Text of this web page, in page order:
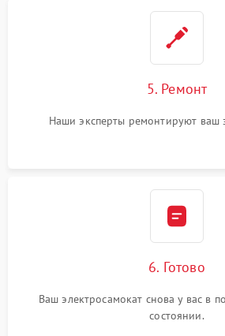
5. Ремонт
Наши эксперты ремонтируют ваш
6. Готово
Ваш электросамокат снова у вас в
состоянии.